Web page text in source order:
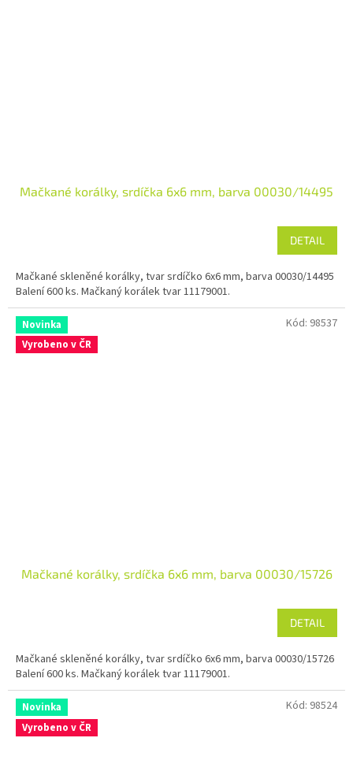
Mačkané korálky, srdíčka 6x6 mm, barva 00030/14495
DETAIL
Mačkané skleněné korálky, tvar srdíčko 6x6 mm, barva 00030/14495
Balení 600 ks. Mačkaný korálek tvar 11179001.
Novinka
Vyrobeno v ČR
Mačkané korálky, srdíčka 6x6 mm, barva 00030/15726
DETAIL
Mačkané skleněné korálky, tvar srdíčko 6x6 mm, barva 00030/15726
Balení 600 ks. Mačkaný korálek tvar 11179001.
Kód: 98537
Novinka
Vyrobeno v ČR
Kód: 98524